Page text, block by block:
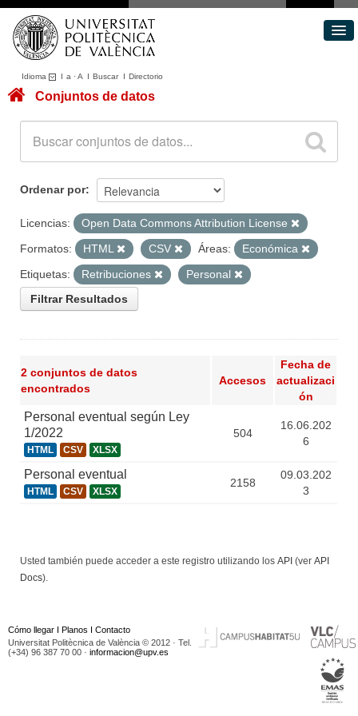
Idioma I a ·A I BuscarI Directorio
Conjuntos de datos
Acerca de
Portal de Transparencia
Conjuntos de datos
Ordenar por
Licencias:
Open Data Commons Attribution License
Formatos:
HTML CSV Áreas:
Económica
Etiquetas:
Retribuciones
Personal
Filtrar Resultados
2 conjuntos de datos
encontrados
Accesos
Fecha de
actualizaci
ón
Personal eventual según Ley
1/2022
HTML CSV XLSX
504
16.06.202
6
Personal eventual
HTML CSV XLSX
2158
09.03.202
3
Usted también puede acceder a este registro utilizando los API (ver API
Docs).
Cómo llegar I Planos I Contacto
Universitat Politècnica de València © 2012 · Tel.
(+34) 96 387 70 00 · informacion@upv.es